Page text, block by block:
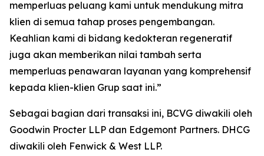
memperluas peluang kami untuk mendukung mitra
klien di semua tahap proses pengembangan.
Keahlian kami di bidang kedokteran regeneratif
juga akan memberikan nilai tambah serta
memperluas penawaran layanan yang komprehensif
kepada klien-klien Grup saat ini.”
Sebagai bagian dari transaksi ini, BCVG diwakili oleh
Goodwin Procter LLP dan Edgemont Partners. DHCG
diwakili oleh Fenwick & West LLP.